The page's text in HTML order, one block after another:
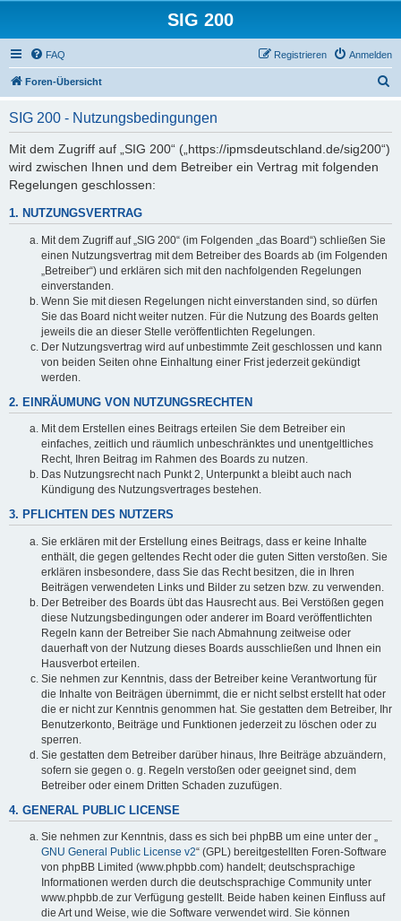
SIG 200
FAQ Anmelden
Registrieren
Foren-Übersicht
SIG 200 - Nutzungsbedingungen
Mit dem Zugriff auf „SIG 200“ („https://ipmsdeutschland.de/sig200“)
wird zwischen Ihnen und dem Betreiber ein Vertrag mit folgenden
Regelungen geschlossen:
1. NUTZUNGSVERTRAG
Mit dem Zugriff auf „SIG 200“ (im Folgenden „das Board“) schließen Sie
einen Nutzungsvertrag mit dem Betreiber des Boards ab (im Folgenden
„Betreiber“) und erklären sich mit den nachfolgenden Regelungen
einverstanden.
Wenn Sie mit diesen Regelungen nicht einverstanden sind, so dürfen
Sie das Board nicht weiter nutzen. Für die Nutzung des Boards gelten
jeweils die an dieser Stelle veröffentlichten Regelungen.
Der Nutzungsvertrag wird auf unbestimmte Zeit geschlossen und kann
von beiden Seiten ohne Einhaltung einer Frist jederzeit gekündigt
werden.
2. EINRÄUMUNG VON NUTZUNGSRECHTEN
Mit dem Erstellen eines Beitrags erteilen Sie dem Betreiber ein
einfaches, zeitlich und räumlich unbeschränktes und unentgeltliches
Recht, Ihren Beitrag im Rahmen des Boards zu nutzen.
Das Nutzungsrecht nach Punkt 2, Unterpunkt a bleibt auch nach
Kündigung des Nutzungsvertrages bestehen.
3. PFLICHTEN DES NUTZERS
Sie erklären mit der Erstellung eines Beitrags, dass er keine Inhalte
enthält, die gegen geltendes Recht oder die guten Sitten verstoßen. Sie
erklären insbesondere, dass Sie das Recht besitzen, die in Ihren
Beiträgen verwendeten Links und Bilder zu setzen bzw. zu verwenden.
Der Betreiber des Boards übt das Hausrecht aus. Bei Verstößen gegen
diese Nutzungsbedingungen oder anderer im Board veröffentlichten
Regeln kann der Betreiber Sie nach Abmahnung zeitweise oder
dauerhaft von der Nutzung dieses Boards ausschließen und Ihnen ein
Hausverbot erteilen.
Sie nehmen zur Kenntnis, dass der Betreiber keine Verantwortung für
die Inhalte von Beiträgen übernimmt, die er nicht selbst erstellt hat oder
die er nicht zur Kenntnis genommen hat. Sie gestatten dem Betreiber, Ihr
Benutzerkonto, Beiträge und Funktionen jederzeit zu löschen oder zu
sperren.
Sie gestatten dem Betreiber darüber hinaus, Ihre Beiträge abzuändern,
sofern sie gegen o. g. Regeln verstoßen oder geeignet sind, dem
Betreiber oder einem Dritten Schaden zuzufügen.
4. GENERAL PUBLIC LICENSE
Sie nehmen zur Kenntnis, dass es sich bei phpBB um eine unter der „
GNU General Public License v2“ (GPL) bereitgestellten Foren-Software
von phpBB Limited (www.phpbb.com) handelt; deutschsprachige
Informationen werden durch die deutschsprachige Community unter
www.phpbb.de zur Verfügung gestellt. Beide haben keinen Einfluss auf
die Art und Weise, wie die Software verwendet wird. Sie können